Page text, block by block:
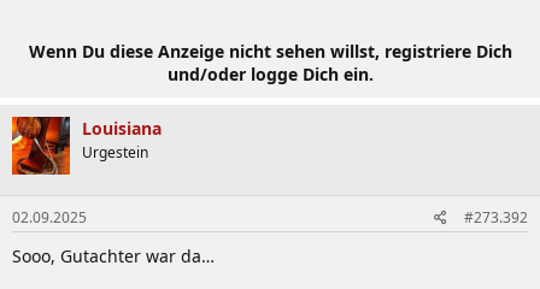
Wenn Du diese Anzeige nicht sehen willst, registriere Dich
und/oder logge Dich ein.
Louisiana
Urgestein
02.09.2025 #273.392
Sooo, Gutachter war da…